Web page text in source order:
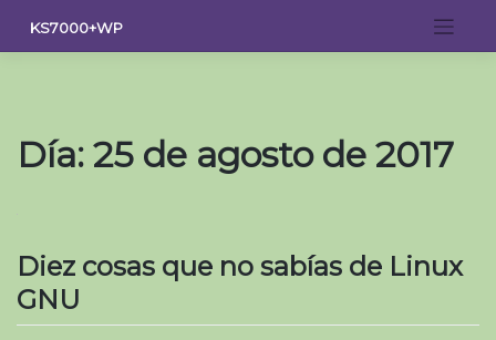
contenido
KS7000+WP
Día: 25 de agosto de 2017
Diez cosas que no sabías de Linux
GNU